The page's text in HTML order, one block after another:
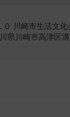
０ 川崎市生活文化
県川崎市高津区